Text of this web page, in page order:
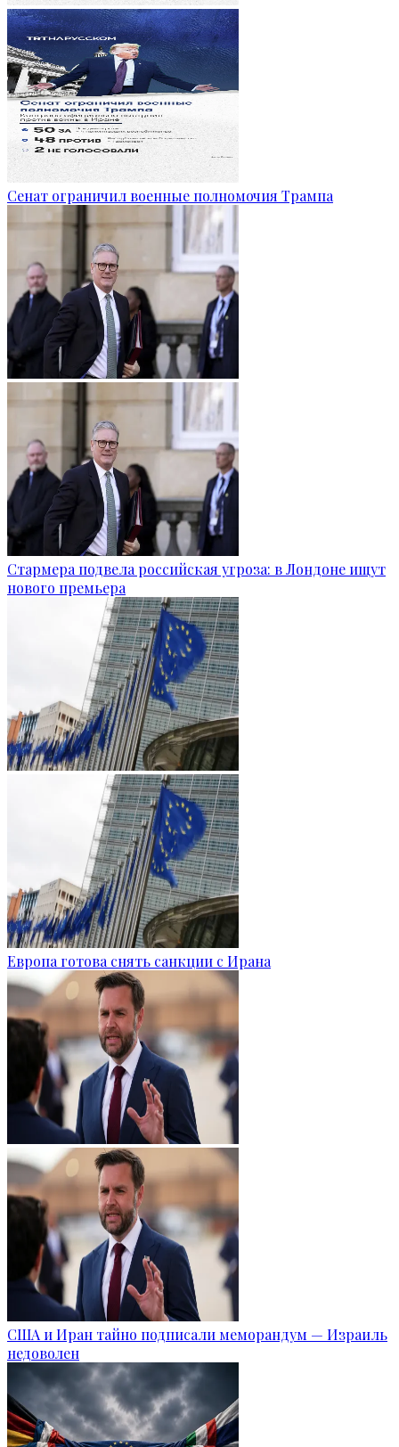
Сенат ограничил военные полномочия Трампа
Стармера подвела российская угроза: в Лондоне ищут
нового премьера
Европа готова снять санкции с Ирана
США и Иран тайно подписали меморандум — Израиль
недоволен